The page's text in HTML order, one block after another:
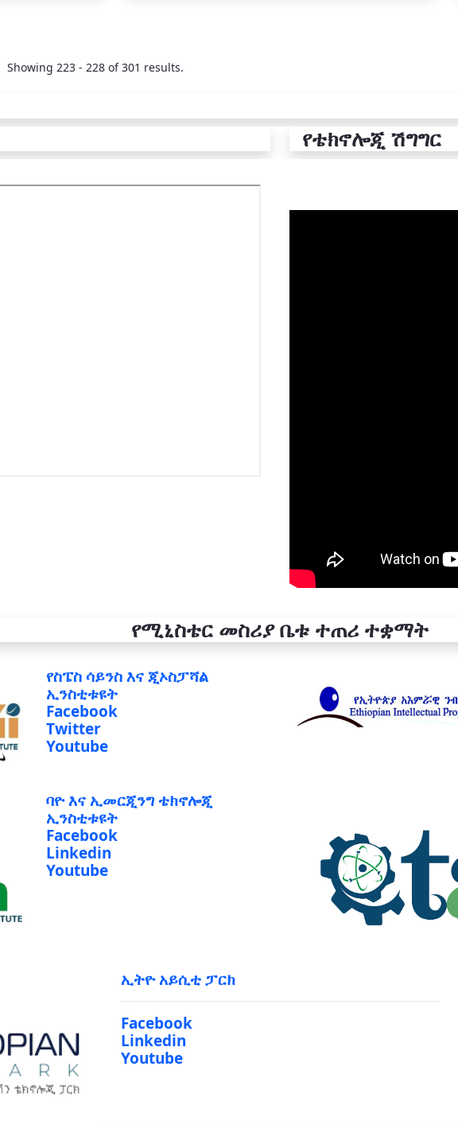
Showing 223 - 228 of 301 results.
የቴክኖሎጂ ሽግግር
የሚኒስቴር መስሪያ ቤቱ ተጠሪ ተቋማት
የስፔስ ሳይንስ እና ጂኦስፓሻል
ኢንስቲቱዩት
Facebook
Twitter
Youtube
ባዮ እና ኢመርጂንግ ቴክኖሎጂ
ኢንስቲቱዩት
Facebook
Linkedin
Youtube
ኢትዮ አይሲቲ ፓርክ
Facebook
Linkedin
Youtube